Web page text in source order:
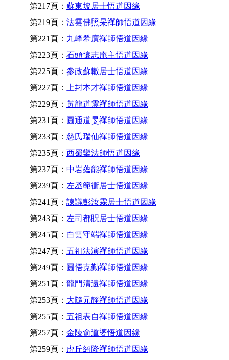
第217頁： 蘇東坡居士悟道因緣
第219頁： 法雲佛照杲禪師悟道因緣
第221頁： 九峰希廣禪師悟道因緣
第223頁： 石頭懷志庵主悟道因緣
第225頁： 參政蘇轍居士悟道因緣
第227頁：
上封本才禪師悟道因緣
第229頁： 黃龍道震禪師悟道因緣
第231頁： 圓通道旻禪師悟道因緣
第233頁： 慈氏瑞仙禪師悟道因緣
第235頁： 西蜀鑾法師悟道因緣
第237頁： 中岩蘊能禪師悟道因緣
第239頁： 左丞範衝居士悟道因緣
第241頁： 諫議彭汝霖居士悟道因緣
第243頁： 左司都貺居士悟道因緣
第245頁： 白雲守端禪師悟道因緣
第247頁： 五祖法演禪師悟道因緣
第249頁： 圓悟克勤禪師悟道因緣
第251頁： 龍門清遠禪師悟道因緣
第253頁： 大隨元靜禪師悟道因緣
第255頁： 五祖表自禪師悟道因緣
第257頁： 金陵俞道婆悟道因緣
第259頁： 虎丘紹隆禪師悟道因緣